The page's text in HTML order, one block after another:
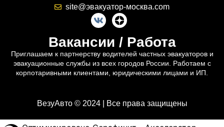
site@эвакуатор-москва.com
Вакансии / Работа
Приглашаем к партнерству водителей частных эвакуаторов и
эвакуационные службы из всех городов России. Работаем с
корпотаривными клиентами, юридическими лицами и ИП.
ВезуАвто © 2024 | Все права защищены